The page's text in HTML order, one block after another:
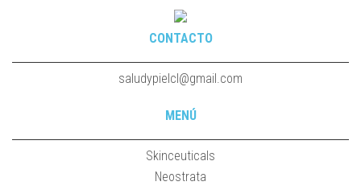
CONTACTO
saludypielcl@gmail.com
MENÚ
Skinceuticals
Neostrata